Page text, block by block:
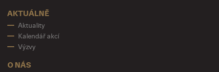
AKTUÁLNĚ
Aktuality
Kalendář akcí
Výzvy
O NÁS